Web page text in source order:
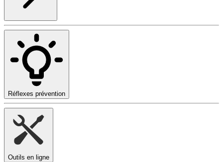
Réflexes prévention
Outils en ligne